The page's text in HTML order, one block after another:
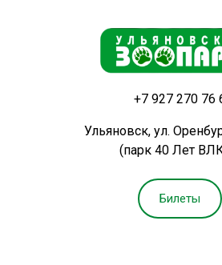
+7 927 270 76
Ульяновск, ул.
(парк 40 Лет
Билеты